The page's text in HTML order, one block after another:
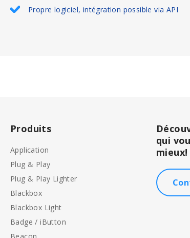
Propre logiciel, intégration possible via API
Produits
Application
Plug & Play
Plug & Play Lighter
Blackbox
Blackbox Light
Badge / iButton
qui
mieux!